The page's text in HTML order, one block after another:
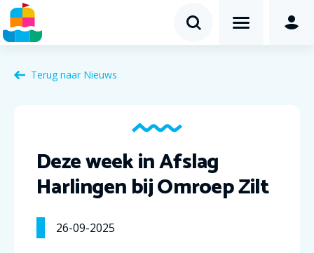
Terug naar Nieuws
Deze week in Afslag
Harlingen bij Omroep Zilt
26-09-2025